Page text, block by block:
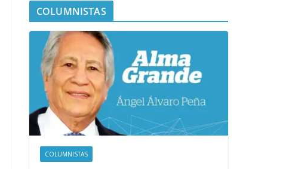
COLUMNISTAS
COLUMNISTAS